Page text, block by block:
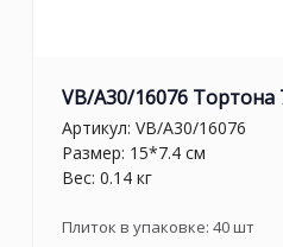
VB/A30/16076 Тортона
Артикул: VB/A30/16076
Размер: 15*7.4 см
Вес: 0.14 кг
Плиток в упаковке: 40шт